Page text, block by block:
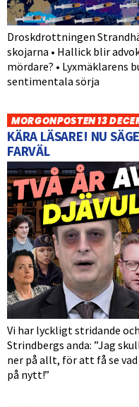
Droskdrottningen
skojarna • Hallick blir
mördare? • Lyxmäklarens
sentimentala sörja
MORGONPOSTEN 13
KÄRA LÄSARE! NU
FARVÄL
Vi har lyckligt stridande
Strindbergs anda: ”Jag
ner på allt, för att få se
på nytt!”